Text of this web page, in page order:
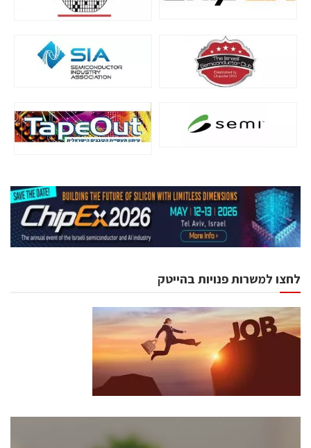
לחצו למשרות פנויות בהייטק